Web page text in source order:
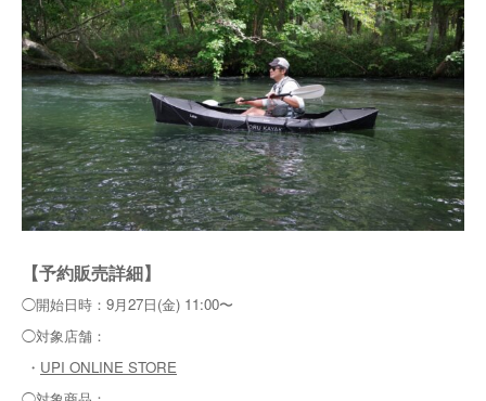
【予約販売詳細】
◯開始日時：9月27日(金) 11:00〜
◯対象店舗：
・ UPI ONLINE STORE